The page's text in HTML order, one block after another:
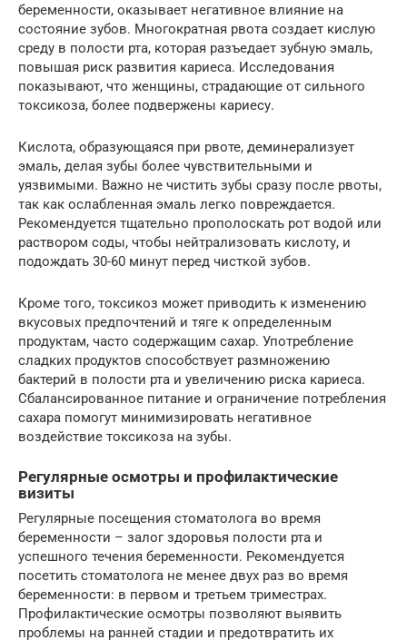
беременности, оказывает негативное влияние на
состояние зубов. Многократная рвота создает кислую
среду в полости рта, которая разъедает зубную эмаль,
повышая риск развития кариеса. Исследования
показывают, что женщины, страдающие от сильного
токсикоза, более подвержены кариесу.
Кислота, образующаяся при рвоте, деминерализует
эмаль, делая зубы более чувствительными и
уязвимыми. Важно не чистить зубы сразу после рвоты,
так как ослабленная эмаль легко повреждается.
Рекомендуется тщательно прополоскать рот водой или
раствором соды, чтобы нейтрализовать кислоту, и
подождать 30-60 минут перед чисткой зубов.
Кроме того, токсикоз может приводить к изменению
вкусовых предпочтений и тяге к определенным
продуктам, часто содержащим сахар. Употребление
сладких продуктов способствует размножению
бактерий в полости рта и увеличению риска кариеса.
Сбалансированное питание и ограничение потребления
сахара помогут минимизировать негативное
воздействие токсикоза на зубы.
Регулярные осмотры и профилактические
визиты
Регулярные посещения стоматолога во время
беременности – залог здоровья полости рта и
успешного течения беременности. Рекомендуется
посетить стоматолога не менее двух раз во время
беременности: в первом и третьем триместрах.
Профилактические осмотры позволяют выявить
проблемы на ранней стадии и предотвратить их